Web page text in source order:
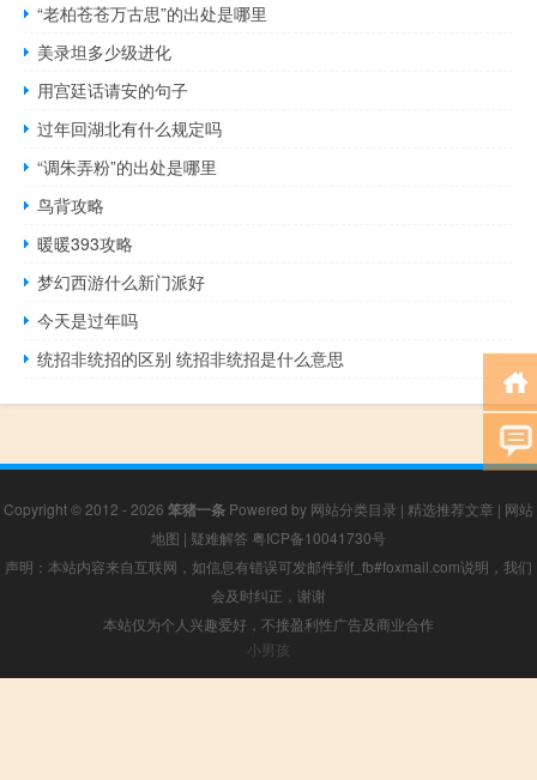
“老柏苍苍万古思”的出处是哪里
美录坦多少级进化
用宫廷话请安的句子
过年回湖北有什么规定吗
“调朱弄粉”的出处是哪里
鸟背攻略
暖暖393攻略
梦幻西游什么新门派好
今天是过年吗
统招非统招的区别 统招非统招是什么意思
Copyright © 2012 - 2026 笨猪一条 Powered by 网站分类目录 | 精选推荐文章 | 网站
地图 | 疑难解答 粤ICP备10041730号
声明：本站内容来自互联网，如信息有错误可发邮件到f_fb#foxmail.com说明，我们
会及时纠正，谢谢
本站仅为个人兴趣爱好，不接盈利性广告及商业合作
小男孩